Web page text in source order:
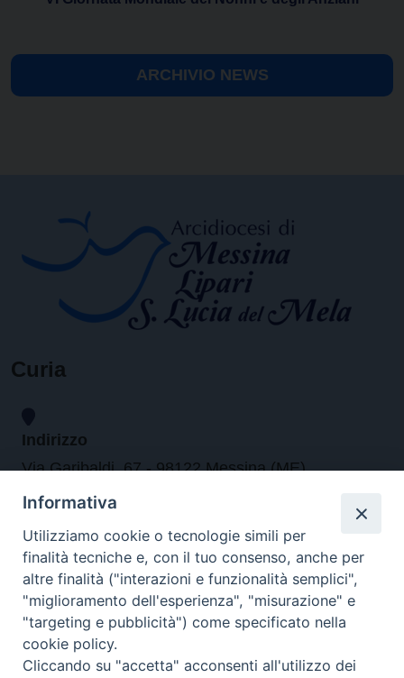
ARCHIVIO NEWS
Curia
Indirizzo
Via Garibaldi, 67 - 98122 Messina (ME)
Orari
da lunedi al venerdi dalle ore 9.30 alle 12.30
Contatti
Informativa
Utilizziamo cookie o tecnologie simili per
finalità tecniche e, con il tuo consenso, anche per
altre finalità ("interazioni e funzionalità semplici",
"miglioramento dell'esperienza", "misurazione" e
"targeting e pubblicità") come specificato nella
cookie policy.
Cliccando su "accetta" acconsenti all'utilizzo dei